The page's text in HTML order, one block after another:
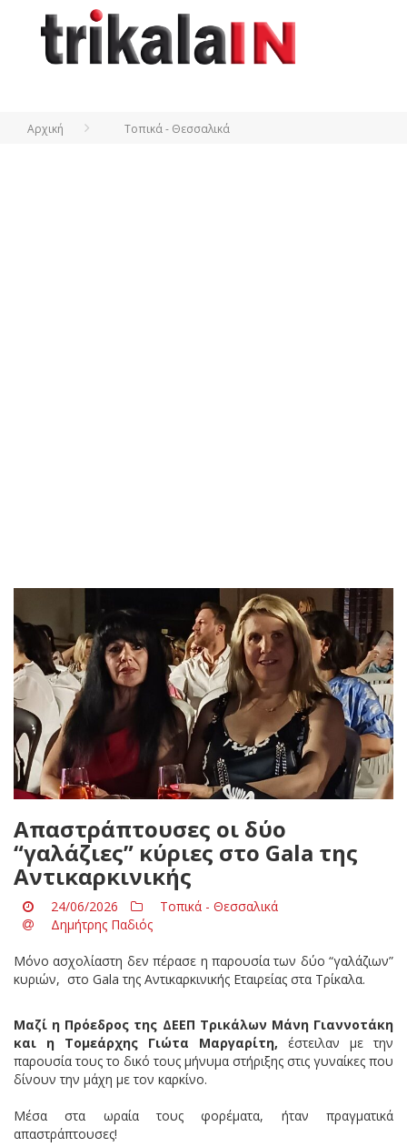
Αρχική Τοπικά - Θεσσαλικά
Απαστράπτουσες οι δύο
“γαλάζιες” κύριες στο Gala της
Αντικαρκινικής
24/06/2026
Τοπικά - Θεσσαλικά
Δημήτρης Παδιός
Μόνο ασχολίαστη δεν πέρασε η παρουσία των δύο “γαλάζιων”
κυριών, στο Gala της Αντικαρκινικής Εταιρείας στα Τρίκαλα.
Μαζί η Πρόεδρος της ΔΕΕΠ Τρικάλων Μάνη Γιαννοτάκη
και η Τομεάρχης Γιώτα Μαργαρίτη, έστειλαν με την
παρουσία τους το δικό τους μήνυμα στήριξης στις γυναίκες που
δίνουν την μάχη με τον καρκίνο.
Μέσα στα ωραία τους φορέματα, ήταν πραγματικά
απαστράπτουσες!